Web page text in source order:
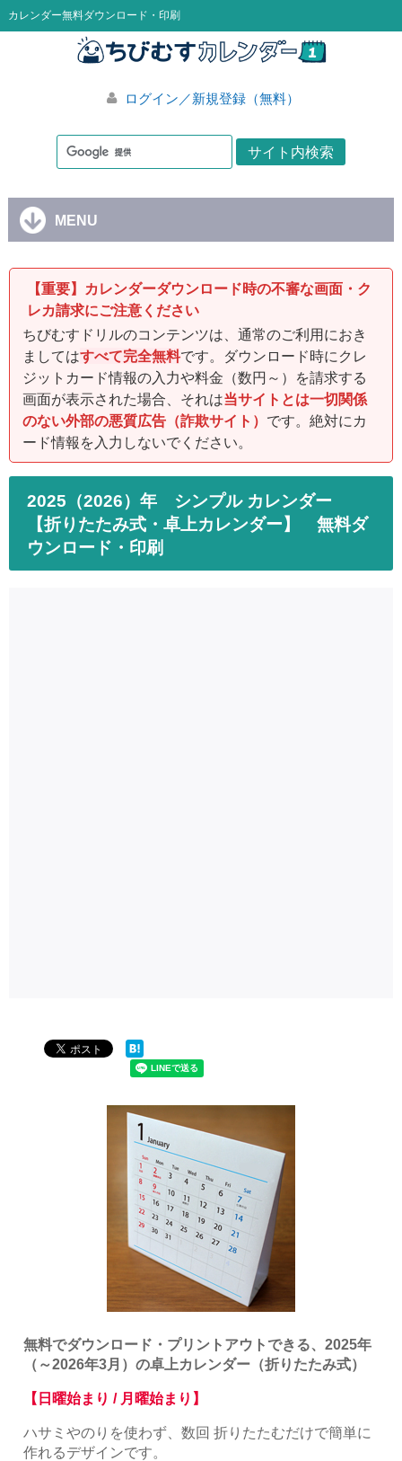
カレンダー無料ダウンロード・印刷
ログイン／新規登録（無料）
MENU
【重要】カレンダーダウンロード時の不審な画面・ク
レカ請求にご注意ください
ちびむすドリルのコンテンツは、通常のご利用におき
ましてはすべて完全無料です。ダウンロード時にクレ
ジットカード情報の入力や料金（数円～）を請求する
画面が表示された場合、それは当サイトとは一切関係
のない外部の悪質広告（詐欺サイト） です。絶対にカ
ード情報を入力しないでください。
2025（2026）年 シンプル カレンダー
【折りたたみ式・卓上カレンダー】 無料ダ
ウンロード・印刷
無料でダウンロード・プリントアウトできる、2025年
（～2026年3月）の卓上カレンダー（折りたたみ式）
【日曜始まり / 月曜始まり】
ハサミやのりを使わず、数回 折りたたむだけで簡単に
作れるデザインです。